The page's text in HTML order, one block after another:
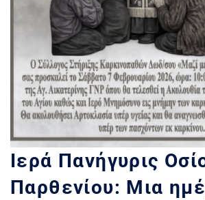
Ιερά Πανήγυρις
Παρθενίου: Μια